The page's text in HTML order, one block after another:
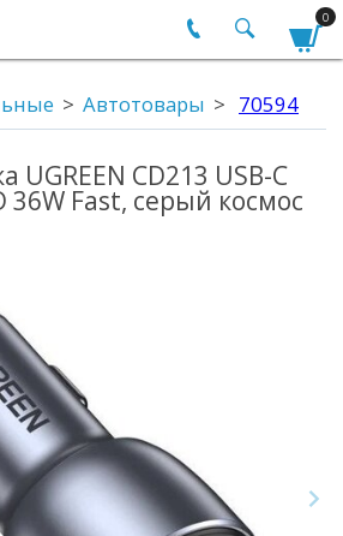
0
Автотовары 70594
UGREEN CD213 USB-C
36W Fast, серый космос